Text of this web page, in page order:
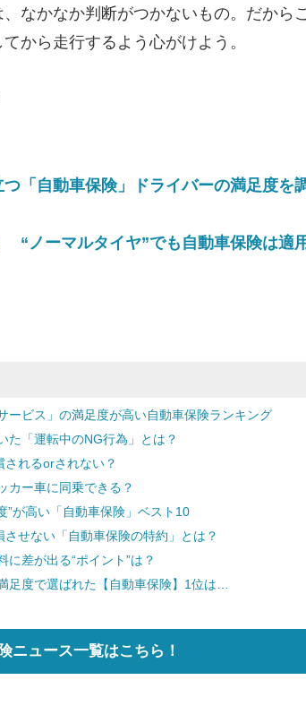
なかなか判断がつかないもの。だからこ
から走行するよう心がけよう。
「自動車保険」ドライバーの満足度を
“ノーマルタイヤ”でも自動車保険は適
ビス」の満足度が高い自動車保険ランキング
「運転中のNG行為」とは？
されるorされない？
ー車に同乗できる？
が高い「自動車保険」ベスト10
せない「自動車保険の特約」とは？
差が出る“ポイント”は？
度で選ばれた【自動車保険】1位は…
ニュース一覧はこちら！